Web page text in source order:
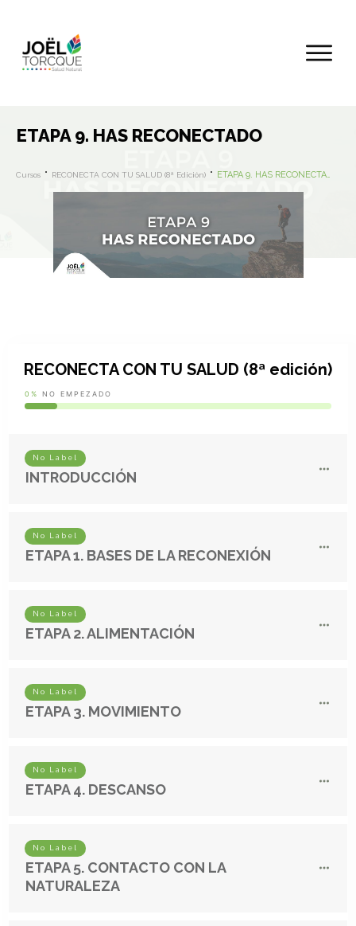
ETAPA 9. HAS RECONECTADO
Cursos RECONECTA CON TU SALUD (8ª Edición) ETAPA 9. HAS RECONECTADO
RECONECTA CON TU SALUD (8ª edición)
0% NO EMPEZADO
No Label
INTRODUCCIÓN
No Label
ETAPA 1. BASES DE LA RECONEXIÓN
No Label
ETAPA 2. ALIMENTACIÓN
No Label
ETAPA 3. MOVIMIENTO
No Label
ETAPA 4. DESCANSO
No Label
ETAPA 5. CONTACTO CON LA
NATURALEZA